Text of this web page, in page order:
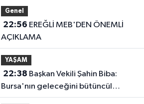
Genel
22:56
AÇIKLAMA
YAŞAM
22:38
Bursa'nın geleceğini bütüncül
anlayışla planlıyoruz